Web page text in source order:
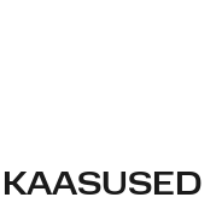
KAASUSED